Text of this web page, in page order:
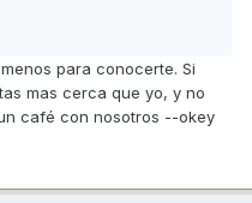
para conocerte. Si
mas cerca que yo, y no
café con nosotros --okey